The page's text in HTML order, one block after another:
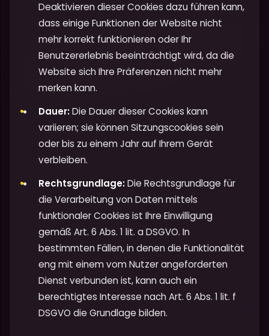
Deaktivieren dieser Cookies dazu führen kann,
dass einige Funktionen der Website nicht
mehr korrekt funktionieren oder Ihr
Benutzererlebnis beeinträchtigt wird, da die
Website sich Ihre Präferenzen nicht mehr
merken kann.
Dauer:Die Dauer dieser Cookies kann
variieren; sie können Sitzungscookies sein
oder bis zu einem Jahr auf Ihrem Gerät
verbleiben.
Rechtsgrundlage:Die Rechtsgrundlage für
die Verarbeitung von Daten mittels
funktionaler Cookies ist Ihre Einwilligung
gemäß Art. 6 Abs. 1 lit. a DSGVO. In
bestimmten Fällen, in denen die Funktionalität
eng mit einem vom Nutzer angeforderten
Dienst verbunden ist, kann auch ein
berechtigtes Interesse nach Art. 6 Abs. 1 lit. f
DSGVO die Grundlage bilden.